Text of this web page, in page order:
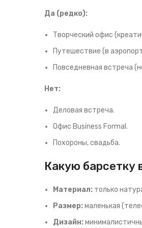
Да (редко):
Творческий офис
Путешествие (в
Повседневная встреча
Нет:
Деловая встреча.
Офис Business Formal.
Похороны, свадьба.
Какую барсетку
Материал: только
Размер: маленькая
Дизайн: